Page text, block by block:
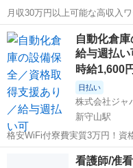
月収30万円以上可能な高収入
資格・未経験の方も在籍中の
代・50代在籍中 ＼株式会社ジャパンクリエイトの強み／ 【製造・物流
に特化した圧倒的な専...
愛知 名古屋市 新守山駅
自動化倉
給与週払い
時給1,600円
日払い
株式会社ジャ
新守山駅
格安WiFi付寮費実質3万円！資
／20代・30代・40代・50代在籍中 ＼株式会社ジャパンクリエ
名古屋市 新守山
看護師/准